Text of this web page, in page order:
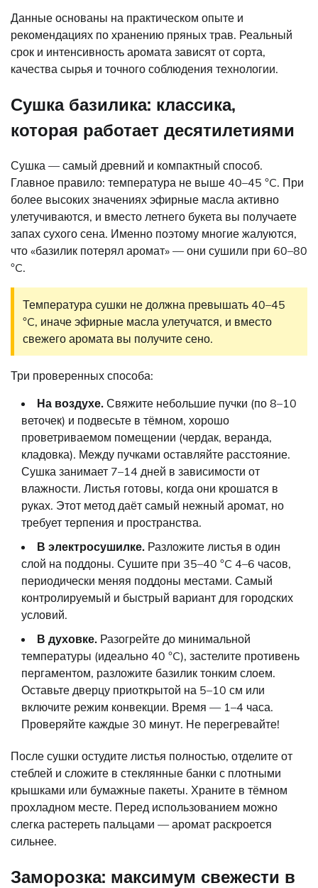
Данные основаны на практическом опыте и
рекомендациях по хранению пряных трав. Реальный
срок и интенсивность аромата зависят от сорта,
качества сырья и точного соблюдения технологии.
Сушка базилика: классика,
которая работает десятилетиями
Сушка — самый древний и компактный способ.
Главное правило: температура не выше 40–45 °C. При
более высоких значениях эфирные масла активно
улетучиваются, и вместо летнего букета вы получаете
запах сухого сена. Именно поэтому многие жалуются,
что «базилик потерял аромат» — они сушили при 60–80
°C.
Температура сушки не должна превышать 40–45
°C, иначе эфирные масла улетучатся, и вместо
свежего аромата вы получите сено.
Три проверенных способа:
На воздухе. Свяжите небольшие пучки (по 8–10
веточек) и подвесьте в тёмном, хорошо
проветриваемом помещении (чердак, веранда,
кладовка). Между пучками оставляйте расстояние.
Сушка занимает 7–14 дней в зависимости от
влажности. Листья готовы, когда они крошатся в
руках. Этот метод даёт самый нежный аромат, но
требует терпения и пространства.
В электросушилке. Разложите листья в один
слой на поддоны. Сушите при 35–40 °C 4–6 часов,
периодически меняя поддоны местами. Самый
контролируемый и быстрый вариант для городских
условий.
В духовке. Разогрейте до минимальной
температуры (идеально 40 °C), застелите противень
пергаментом, разложите базилик тонким слоем.
Оставьте дверцу приоткрытой на 5–10 см или
включите режим конвекции. Время — 1–4 часа.
Проверяйте каждые 30 минут. Не перегревайте!
После сушки остудите листья полностью, отделите от
стеблей и сложите в стеклянные банки с плотными
крышками или бумажные пакеты. Храните в тёмном
прохладном месте. Перед использованием можно
слегка растереть пальцами — аромат раскроется
сильнее.
Заморозка: максимум свежести в